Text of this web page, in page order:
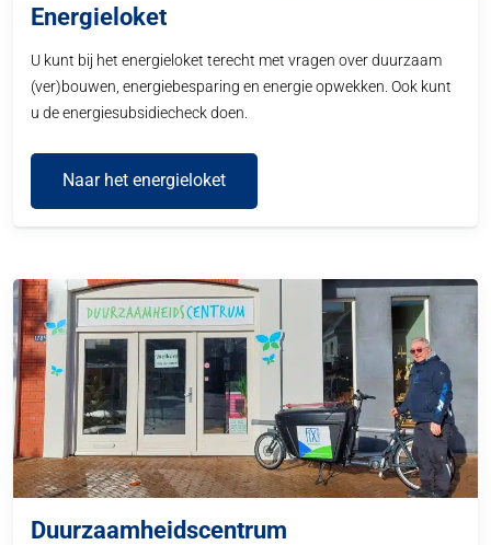
Energieloket
U kunt bij het energieloket terecht met vragen over duurzaam
(ver)bouwen, energiebesparing en energie opwekken. Ook kunt
u de energiesubsidiecheck doen.
Naar het energieloket
Duurzaamheidscentrum